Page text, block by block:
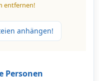
entfernen!
anhängen!
Personen